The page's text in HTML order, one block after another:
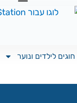
חוגים לילדים ונוער